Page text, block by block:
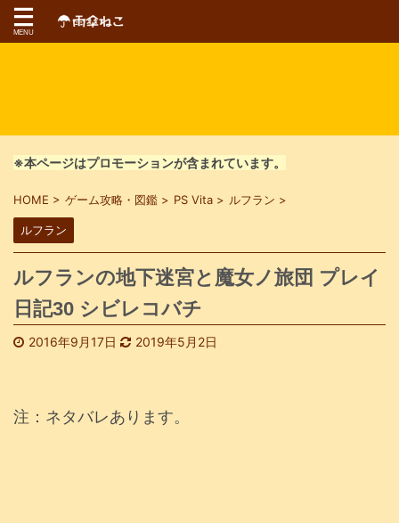
※本ページはプロモーションが含まれています。
HOME > ゲーム攻略・図鑑 > PS Vita > ルフラン >
ルフラン
ルフランの地下迷宮と魔女ノ旅団 プレイ
日記30 シビレコバチ
2016年9月17日 2019年5月2日
注：ネタバレあります。